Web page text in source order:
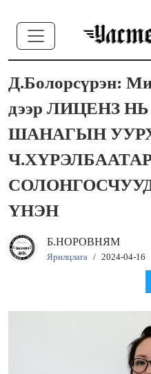
Д.Болорсүрэн:
дээр ЛИЦЕНЗ
ШАНАГЫН
Ч.ХҮРЭЛБААТАР
ҮНЭН
Б.НОРОВНЯМ
Ярилцлага / 2024-04-16